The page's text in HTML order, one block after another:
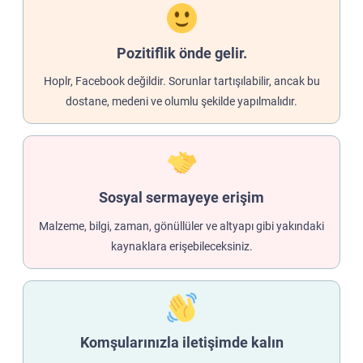
Pozitiflik önde gelir.
Hoplr, Facebook değildir. Sorunlar tartışılabilir, ancak bu
dostane, medeni ve olumlu şekilde yapılmalıdır.
Sosyal sermayeye erişim
Malzeme, bilgi, zaman, gönüllüler ve altyapı gibi yakındaki
kaynaklara erişebileceksiniz.
Komşularınızla iletişimde kalın